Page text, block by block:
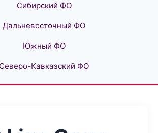
Сибирский ФО
Дальневосточный ФО
Южный ФО
Северо-Кавказский ФО